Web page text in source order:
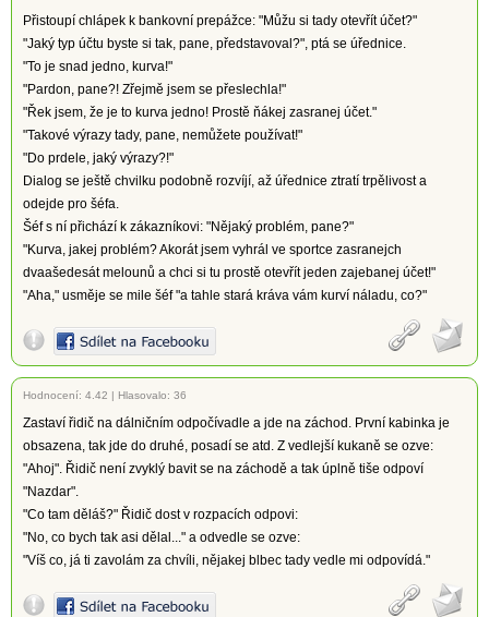
Přistoupí chlápek k bankovní prepážce: "Můžu si tady otevřít účet?"
"Jaký typ účtu byste si tak, pane, představoval?", ptá se úřednice.
"To je snad jedno, kurva!"
"Pardon, pane?! Zřejmě jsem se přeslechla!"
"Řek jsem, že je to kurva jedno! Prostě ňákej zasranej účet."
"Takové výrazy tady, pane, nemůžete používat!"
"Do prdele, jaký výrazy?!"
Dialog se ještě chvilku podobně rozvíjí, až úřednice ztratí trpělivost a
odejde pro šéfa.
Šéf s ní přichází k zákazníkovi: "Nějaký problém, pane?"
"Kurva, jakej problém? Akorát jsem vyhrál ve sportce zasranejch
dvaašedesát melounů a chci si tu prostě otevřít jeden zajebanej účet!"
"Aha," usměje se mile šéf "a tahle stará kráva vám kurví náladu, co?"
Hodnocení: 4.42 | Hlasovalo: 36
Zastaví řidič na dálničním odpočívadle a jde na záchod. První kabinka je
obsazena, tak jde do druhé, posadí se atd. Z vedlejší kukaně se ozve:
"Ahoj". Řidič není zvyklý bavit se na záchodě a tak úplně tiše odpoví
"Nazdar".
"Co tam děláš?" Řidič dost v rozpacích odpovi:
"No, co bych tak asi dělal..." a odvedle se ozve:
"Víš co, já ti zavolám za chvíli, nějakej blbec tady vedle mi odpovídá."